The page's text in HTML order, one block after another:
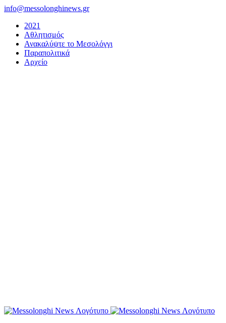
Μετάβαση
περιεχόμενο
info@messolonghinews.gr
2021
Αθλητισμός
Ανακαλύψτε το Μεσολόγγι
Παραπολιτικά
Αρχείο